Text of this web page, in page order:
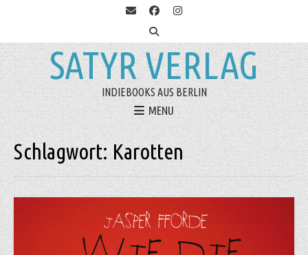
SATYR VERLAG
INDIEBOOKS AUS BERLIN
MENU
Schlagwort:Karotten